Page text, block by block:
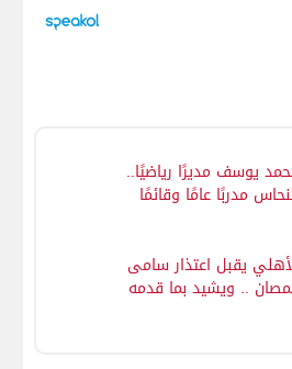
يوسف مديرًا رياضيًا..
مدربًا عامًا وقائمًا
يقبل اعتذار سامى
.. ويشيد بما قدمه